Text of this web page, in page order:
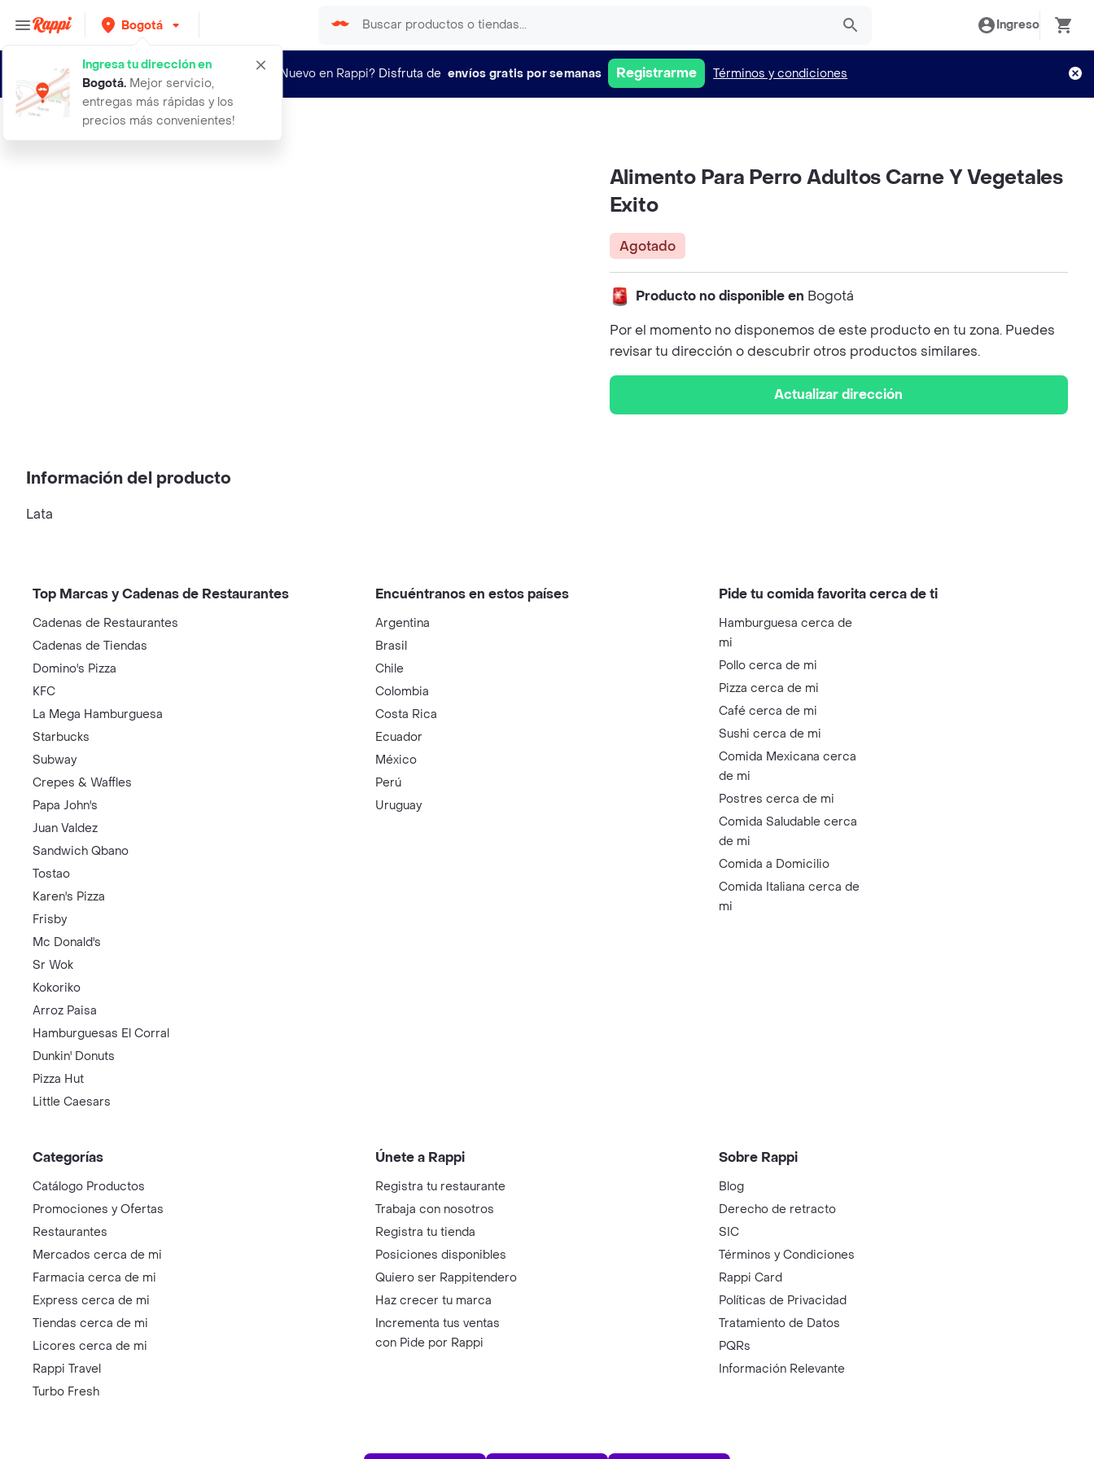
Bogotá
Ingresa tu dirección en
Bogotá. Mejor servicio,
entregas más rápidas y los
precios más convenientes!
Ingreso
¿Nuevo en Rappi? Disfruta de envíos gratis por semanas Registrarme Términos y condiciones
alimento para perro adultos carne y
Alimento Para Perro Adultos Carne Y Vegetales
Exito
Agotado
Producto no disponible en Bogotá
Por el momento no disponemos de este producto en tu zona. Puedes
revisar tu dirección o descubrir otros productos similares.
Actualizar dirección
Información del producto
Lata
Top Marcas y Cadenas de Restaurantes
Cadenas de Restaurantes
Cadenas de Tiendas
Domino's Pizza
KFC
La Mega Hamburguesa
Starbucks
Subway
Crepes & Waffles
Papa John's
Juan Valdez
Sandwich Qbano
Tostao
Karen's Pizza
Frisby
Mc Donald's
Sr Wok
Kokoriko
Arroz Paisa
Hamburguesas El Corral
Dunkin' Donuts
Pizza Hut
Little Caesars
Encuéntranos en estos países
Argentina
Brasil
Chile
Colombia
Costa Rica
Ecuador
México
Perú
Uruguay
Pide tu comida favorita cerca de ti
Hamburguesa cerca de
mi
Pollo cerca de mi
Pizza cerca de mi
Café cerca de mi
Sushi cerca de mi
Comida Mexicana cerca
de mi
Postres cerca de mi
Comida Saludable cerca
de mi
Comida a Domicilio
Comida Italiana cerca de
mi
Categorías
Catálogo Productos
Promociones y Ofertas
Restaurantes
Mercados cerca de mi
Farmacia cerca de mi
Express cerca de mi
Tiendas cerca de mi
Licores cerca de mi
Rappi Travel
Turbo Fresh
Únete a Rappi
Registra tu restaurante
Trabaja con nosotros
Registra tu tienda
Posiciones disponibles
Quiero ser Rappitendero
Haz crecer tu marca
Incrementa tus ventas
con Pide por Rappi
Sobre Rappi
Blog
Derecho de retracto
SIC
Términos y Condiciones
Rappi Card
Políticas de Privacidad
Tratamiento de Datos
PQRs
Información Relevante